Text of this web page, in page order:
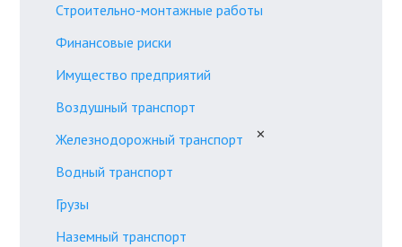
Строительно-монтажные работы
Финансовые риски
Имущество предприятий
Воздушный транспорт
Железнодорожный транспорт
✕
Водный транспорт
Грузы
Наземный транспорт